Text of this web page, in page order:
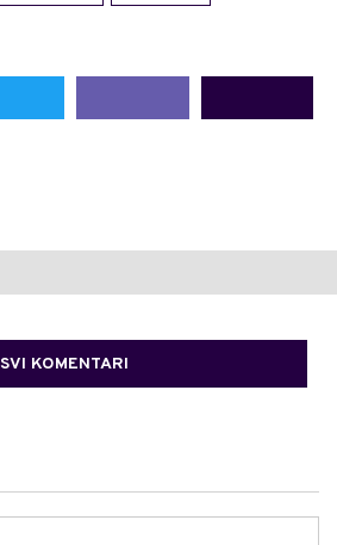
SVI KOMENTARI